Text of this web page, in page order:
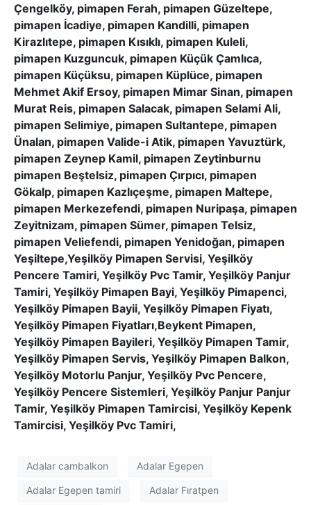
Çengelköy, pimapen Ferah, pimapen Güzeltepe,
pimapen İcadiye, pimapen Kandilli, pimapen
Kirazlıtepe, pimapen Kısıklı, pimapen Kuleli,
pimapen Kuzguncuk, pimapen Küçük Çamlıca,
pimapen Küçüksu, pimapen Küplüce, pimapen
Mehmet Akif Ersoy, pimapen Mimar Sinan, pimapen
Murat Reis, pimapen Salacak, pimapen Selami Ali,
pimapen Selimiye, pimapen Sultantepe, pimapen
Ünalan, pimapen Valide-i Atik, pimapen Yavuztürk,
pimapen Zeynep Kamil, pimapen Zeytinburnu
pimapen Beştelsiz, pimapen Çırpıcı, pimapen
Gökalp, pimapen Kazlıçeşme, pimapen Maltepe,
pimapen Merkezefendi, pimapen Nuripaşa, pimapen
Zeyitnizam, pimapen Sümer, pimapen Telsiz,
pimapen Veliefendi, pimapen Yenidoğan, pimapen
Yeşiltepe,Yeşilköy Pimapen Servisi, Yeşilköy
Pencere Tamiri, Yeşilköy Pvc Tamir, Yeşilköy Panjur
Tamiri, Yeşilköy Pimapen Bayi, Yeşilköy Pimapenci,
Yeşilköy Pimapen Bayii, Yeşilköy Pimapen Fiyatı,
Yeşilköy Pimapen Fiyatları,Beykent Pimapen,
Yeşilköy Pimapen Bayileri, Yeşilköy Pimapen Tamir,
Yeşilköy Pimapen Servis, Yeşilköy Pimapen Balkon,
Yeşilköy Motorlu Panjur, Yeşilköy Pvc Pencere,
Yeşilköy Pencere Sistemleri, Yeşilköy Panjur Panjur
Tamir, Yeşilköy Pimapen Tamircisi, Yeşilköy Kepenk
Tamircisi, Yeşilköy Pvc Tamiri,
Adalar cambalkon Adalar Egepen
Adalar Egepen tamiri Adalar Fıratpen